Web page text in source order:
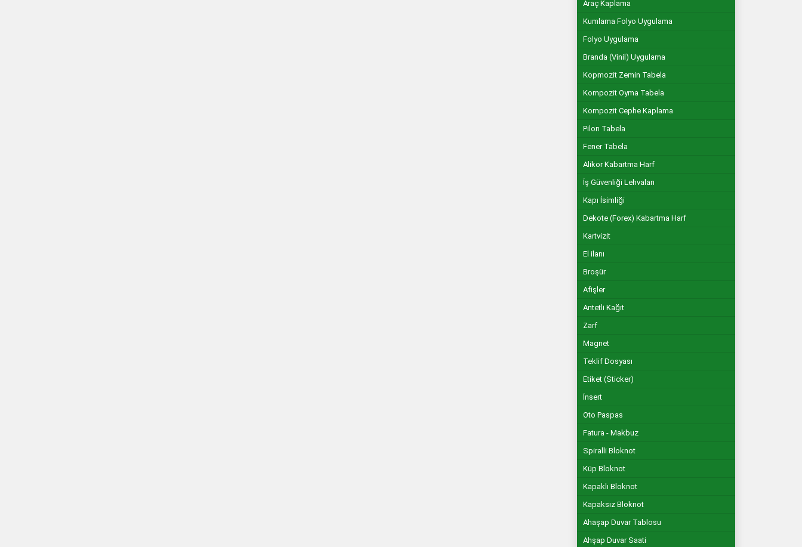
Araç Kaplama
Kumlama Folyo Uygulama
Folyo Uygulama
Branda (Vinil) Uygulama
Kopmozit Zemin Tabela
Kompozit Oyma Tabela
Kompozit Cephe Kaplama
Pilon Tabela
Fener Tabela
Alikor Kabartma Harf
İş Güvenliği Lehvaları
Kapı İsimliği
Dekote (Forex) Kabartma Harf
Kartvizit
El ilanı
Broşür
Afişler
Antetli Kağıt
Zarf
Magnet
Teklif Dosyası
Etiket (Sticker)
İnsert
Oto Paspas
Fatura - Makbuz
Spiralli Bloknot
Küp Bloknot
Kapaklı Bloknot
Kapaksız Bloknot
Ahaşap Duvar Tablosu
Ahşap Duvar Saati